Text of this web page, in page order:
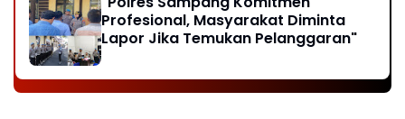
Profesional, Masyarakat Diminta
Lapor Jika Temukan Pelanggaran"